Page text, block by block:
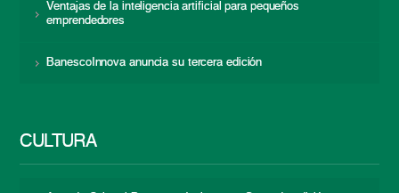
Ventajas de la inteligencia artificial para pequeños
emprendedores
BanescoInnova anuncia su tercera edición
CULTURA